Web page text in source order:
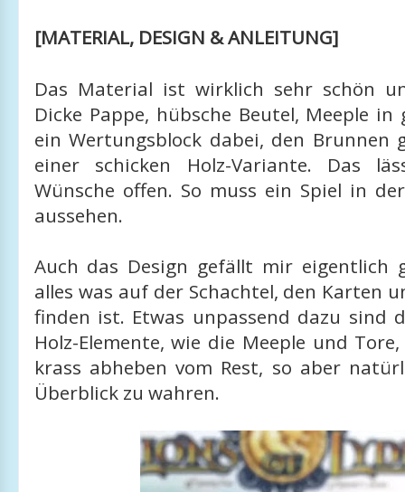
[MATERIAL, DESIGN & ANLEITUNG]
Das Material ist wirklich sehr schön
Dicke Pappe, hübsche Beutel, Meeple
ein Wertungsblock dabei, den Brunnen
einer schicken Holz-Variante. Das
Wünsche offen. So muss ein Spiel in
aussehen.
Auch das Design gefällt mir eigentlich
alles was auf der Schachtel, den Karten
finden ist. Etwas unpassend dazu sind
Holz-Elemente, wie die Meeple und
krass abheben vom Rest, so aber
Überblick zu wahren.